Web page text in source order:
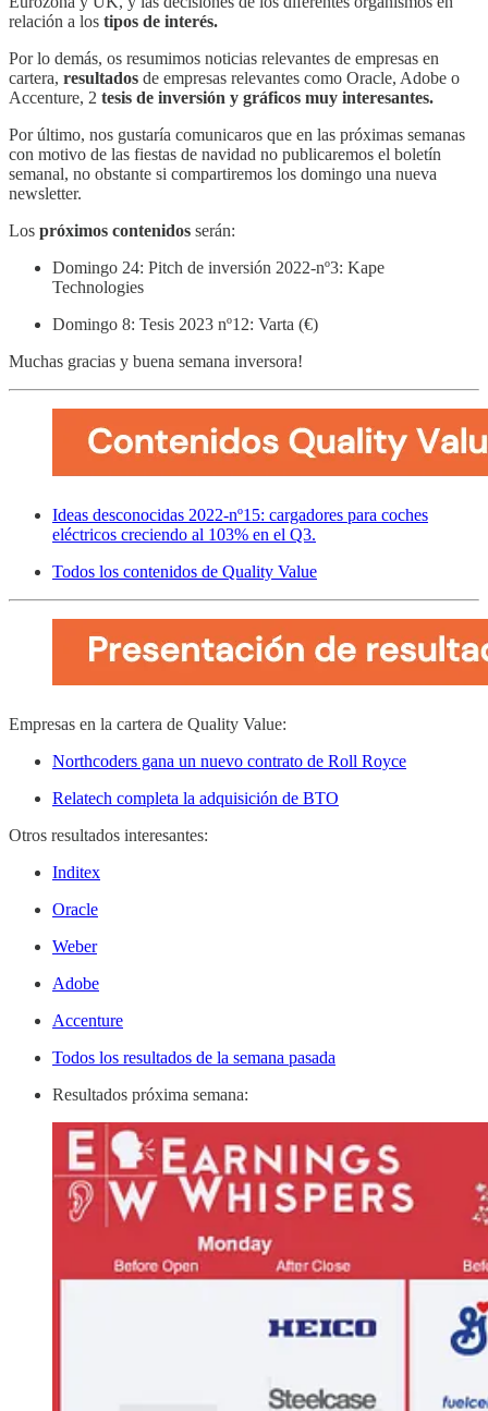
relación a los tipos de interés.
Por lo demás, os resumimos noticias relevantes de empresas en
cartera, resultados de empresas relevantes como Oracle, Adobe o
Accenture, 2 tesis de inversión y gráficos muy interesantes.
Por último, nos gustaría comunicaros que en las próximas semanas
con motivo de las fiestas de navidad no publicaremos el boletín
semanal, no obstante si compartiremos los domingo una nueva
newsletter.
Los próximos contenidos serán:
Domingo 24: Pitch de inversión 2022-nº3: Kape
Technologies
Domingo 8: Tesis 2023 nº12: Varta (€)
Muchas gracias y buena semana inversora!
Ideas desconocidas 2022-nº15: cargadores para coches
eléctricos creciendo al 103% en el Q3.
Todos los contenidos de Quality Value
Empresas en la cartera de Quality Value:
Northcoders gana un nuevo contrato de Roll Royce
Relatech completa la adquisición de BTO
Otros resultados interesantes:
Inditex
Oracle
Weber
Adobe
Accenture
Todos los resultados de la semana pasada
Resultados próxima semana: